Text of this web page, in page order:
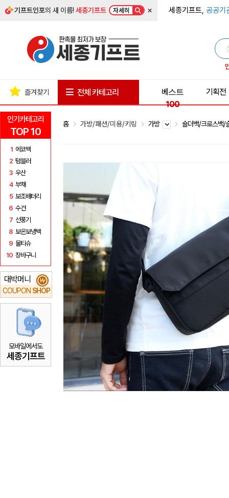
기프트인포의 새 이름!세종기프트 자세히 × 세종기프트, 공공기
인기카테고리
TOP 10
1 에코백
2 텀블러
3 우산
4 부채
5 보조배터리
6 수건
7 선풍기
8 보온보냉백
9 물티슈
10 장바구니
대박머니
COUPON SHOP
₩
모바일에서도
세종기프트
즐겨찾기 전체 카테고리
베스트
100
기획전
홈 가방/패션/미용/키링 가방 숄더백/크로스백/